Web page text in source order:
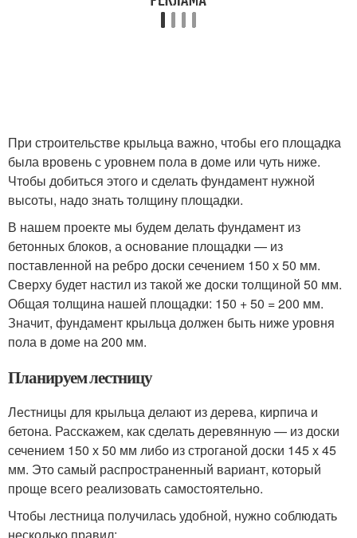
При строительстве крыльца важно, чтобы его площадка
была вровень с уровнем пола в доме или чуть ниже.
Чтобы добиться этого и сделать фундамент нужной
высоты, надо знать толщину площадки.
В нашем проекте мы будем делать фундамент из
бетонных блоков, а основание площадки — из
поставленной на ребро доски сечением 150 х 50 мм.
Сверху будет настил из такой же доски толщиной 50 мм.
Общая толщина нашей площадки: 150 + 50 = 200 мм.
Значит, фундамент крыльца должен быть ниже уровня
пола в доме на 200 мм.
Планируем лестницу
Лестницы для крыльца делают из дерева, кирпича и
бетона. Расскажем, как сделать деревянную — из доски
сечением 150 х 50 мм либо из строганой доски 145 х 45
мм. Это самый распространенный вариант, который
проще всего реализовать самостоятельно.
Чтобы лестница получилась удобной, нужно соблюдать